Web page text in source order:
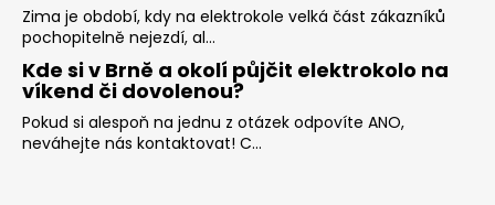
Zima je období, kdy na elektrokole velká část zákazníků
pochopitelně nejezdí, al...
Kde si v Brně a okolí půjčit elektrokolo na
víkend či dovolenou?
Pokud si alespoň na jednu z otázek odpovíte ANO,
neváhejte nás kontaktovat! C...